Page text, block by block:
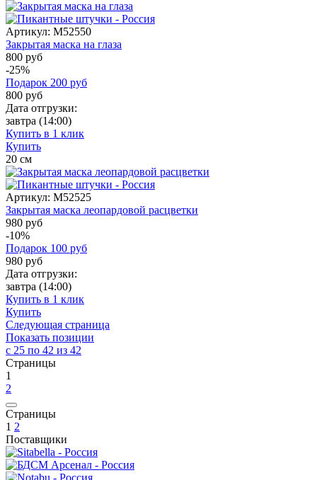
Артикул: M52550
Закрытая маска на глаза
800 руб
-25%
Подарок 200 руб
800 руб
Дата отгрузки:
завтра (14:00)
Купить в 1 клик
Купить
20 см
Артикул: M52525
Закрытая маска леопардовой расцветки
980 руб
-10%
Подарок 100 руб
980 руб
Дата отгрузки:
завтра (14:00)
Купить в 1 клик
Купить
Следующая страница
Показать позиции
с 25 по 42 из 42
Страницы
1
2
Страницы
1 2
Поставщики